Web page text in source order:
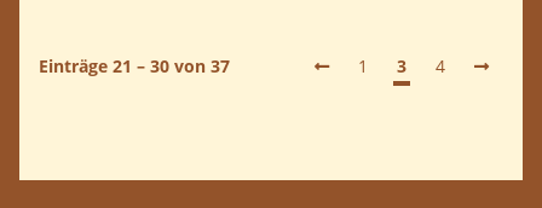
Einträge 21 – 30 von 37 1 3 4